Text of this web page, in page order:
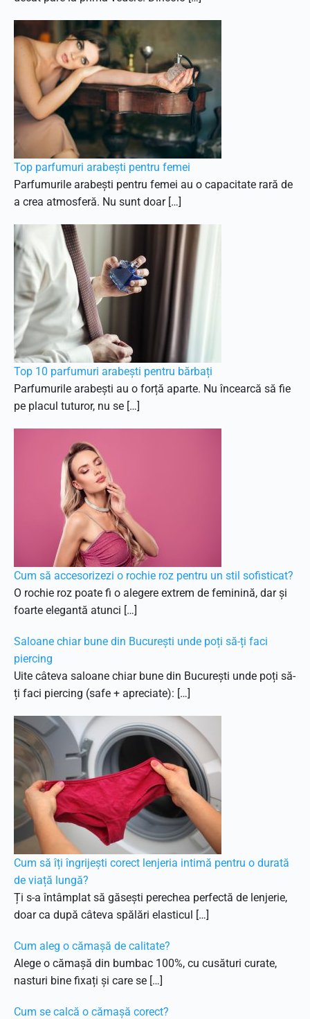
Top parfumuri arabești pentru femei
Parfumurile arabești pentru femei au o capacitate rară de
a crea atmosferă. Nu sunt doar […]
Top 10 parfumuri arabești pentru bărbați
Parfumurile arabești au o forță aparte. Nu încearcă să fie
pe placul tuturor, nu se […]
Cum să accesorizezi o rochie roz pentru un stil sofisticat?
O rochie roz poate fi o alegere extrem de feminină, dar și
foarte elegantă atunci […]
Saloane chiar bune din București unde poți să-ți faci
piercing
Uite câteva saloane chiar bune din București unde poți să-
ți faci piercing (safe + apreciate): […]
Cum să îți îngrijești corect lenjeria intimă pentru o durată
de viață lungă?
Ți s-a întâmplat să găsești perechea perfectă de lenjerie,
doar ca după câteva spălări elasticul […]
Cum aleg o cămașă de calitate?
Alege o cămașă din bumbac 100%, cu cusături curate,
nasturi bine fixați și care se […]
Cum se calcă o cămașă corect?